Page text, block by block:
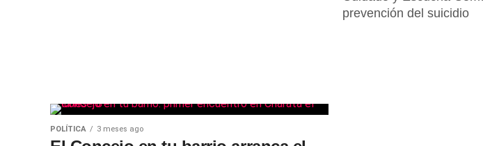
prevención del suicidio
POLÍTICA 3 meses ago